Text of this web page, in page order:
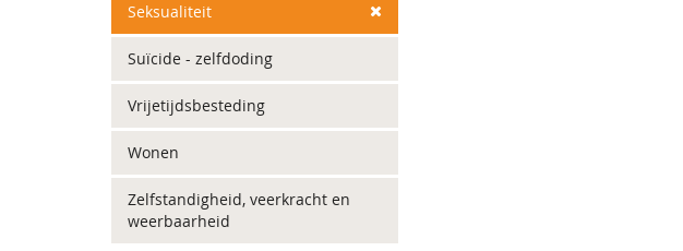
Seksualiteit
Suïcide - zelfdoding
Vrijetijdsbesteding
Wonen
Zelfstandigheid, veerkracht en
weerbaarheid